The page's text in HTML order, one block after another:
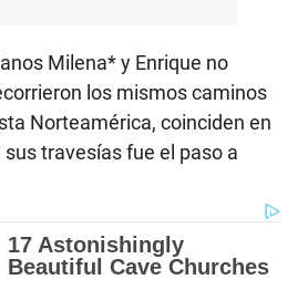
Milena* y Enrique no
los mismos caminos
Norteamérica, coinciden en
travesías fue el paso a